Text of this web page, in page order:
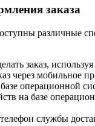
заказа
различные
заказ, используя
через мобильное
операционной
на базе
службы